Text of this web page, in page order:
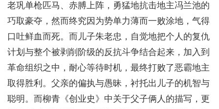
老巩单枪匹马、赤膊上阵，勇猛地抗击地主冯兰池的
巧取豪夺，然而终究因为势单力薄而一败涂地，气得
口吐鲜血而死。而儿子朱老忠，自觉地把个人的复仇
计划与整个被剥削阶级的反抗斗争结合起来，加入到
革命组织之中，耐心等待时机，最终打败了恶霸地主
取得胜利。父亲的偏执与愚昧，衬托出儿子的机智与
聪明。而柳青《创业史》中关于父子俩人的描写，更